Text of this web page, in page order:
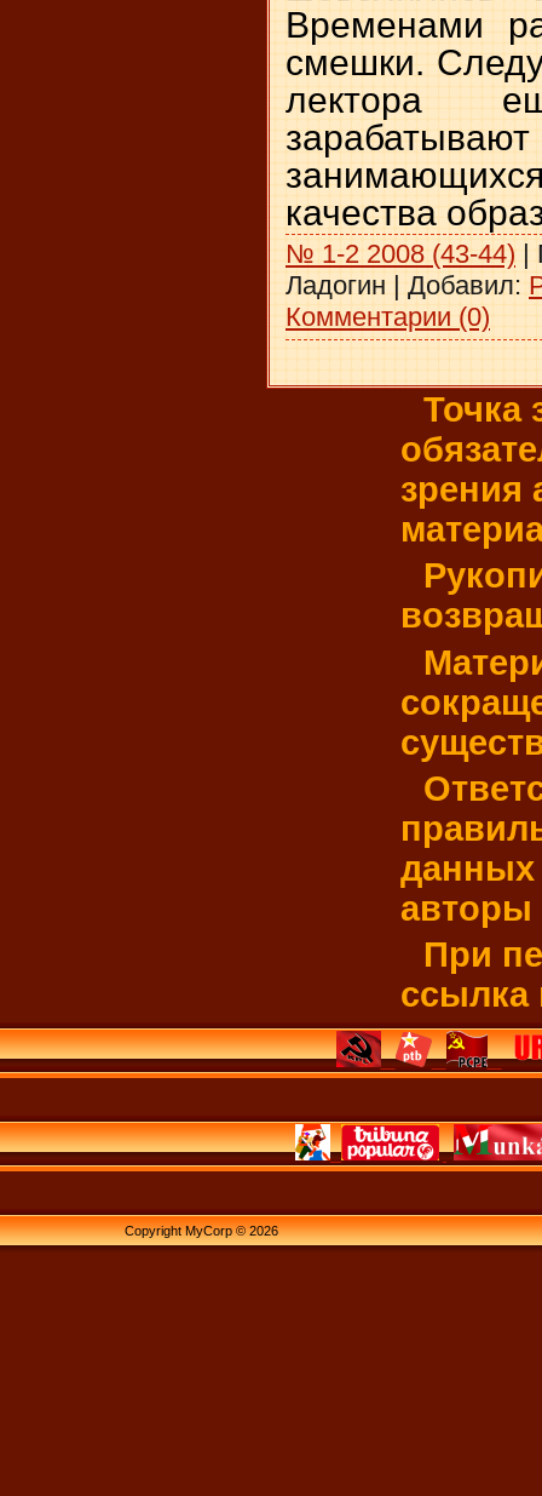
Временами
смешки.
лектора
качества
№ 1-2 2008 (43-44) |
Ладогин | Добавил:
Комментарии (0)
Точка
зрения
данных
авторы
При
ссылка
Copyright MyCorp © 2026